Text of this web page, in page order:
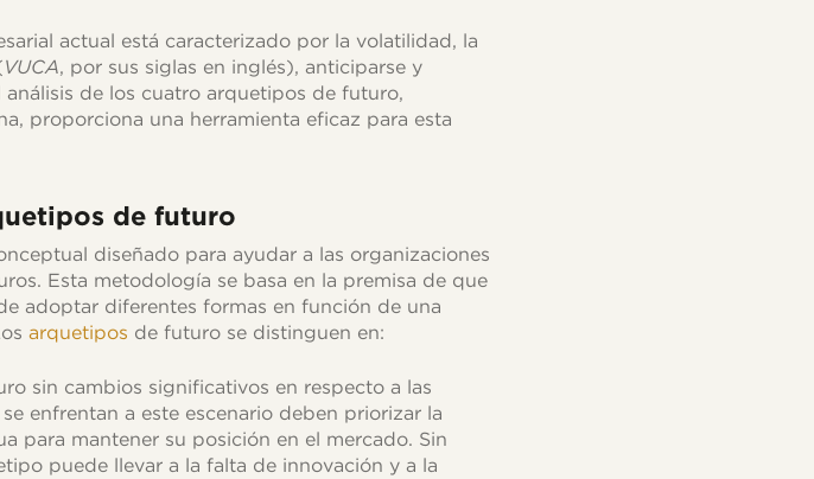
actual está caracterizado por la volatilidad, la
VUCA, por sus siglas en inglés), anticiparse y
de los cuatro arquetipos de futuro,
proporciona una herramienta eficaz para esta
de futuro
diseñado para ayudar a las organizaciones
Esta metodología se basa en la premisa de que
adoptar diferentes formas en función de una
arquetipos de futuro se distinguen en:
sin cambios significativos en respecto a las
enfrentan a este escenario deben priorizar la
para mantener su posición en el mercado. Sin
puede llevar a la falta de innovación y a la